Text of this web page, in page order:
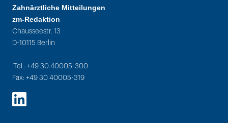
Zahnärztliche Mitteilungen
zm-Redaktion
Chausseestr. 13
D-10115 Berlin
Tel.: +49 30 40005-300
Fax: +49 30 40005-319
LinkedIn